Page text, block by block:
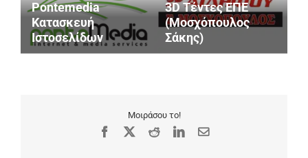
Pontemedia
Κατασκευή
Ιστοσελίδων
3D Τέντες ΕΠΕ
(Μοσχόπουλος
Σάκης)
Μοιράσου το!
Facebook RedditLinkedIn
Email